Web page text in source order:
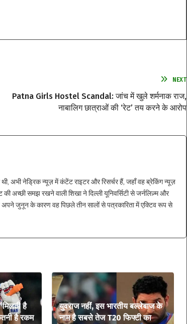
NEXT
Patna Girls Hostel Scandal: जांच में खुले शर्मनाक राज,
नाबालिग छात्राओं की ‘रेट’ तय करने के आरोप
अभी नेड्रिक न्यूज़ में कंटेंट राइटर और रिसर्चर हैं, जहाँ वह ब्रेकिंग न्यूज़
अच्छी समझ रखने वाली शिखा ने दिल्ली यूनिवर्सिटी से जर्नलिज़्म और
अपने जुनून के कारण वह पिछले तीन सालों से पत्रकारिता में एक्टिव रूप से
मिलती है
है रकम
युवराज नहीं, इस भारतीय बल्लेबाज के
नाम है सबसे तेज T20 फिफ्टी का